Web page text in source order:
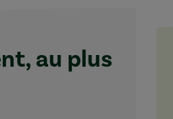
au plus